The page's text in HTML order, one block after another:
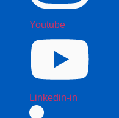
Youtube
Linkedin-in